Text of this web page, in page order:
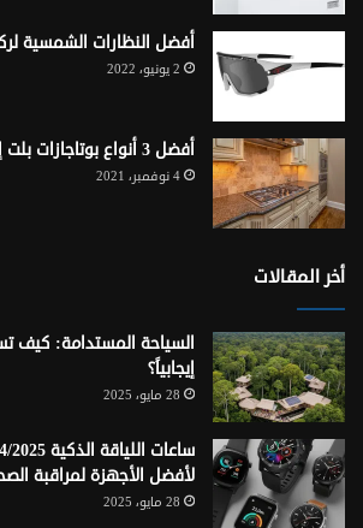
أفضل النظارات الشمسية
2 يونيو، 2022
أفضل 3 أنواع بوتاجازات بلت إن
4 نوفمبر، 2021
أخر المقالات
السياحة المستدامة: كيف
إيجابياً؟
28 مايو، 2025
لأفضل الأجهزة لمراقبة
28 مايو، 2025